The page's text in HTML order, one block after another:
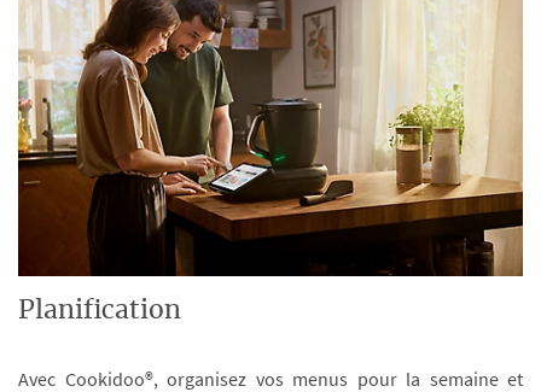
Planification
Avec Cookidoo®, organisez vos menus pour la semaine et